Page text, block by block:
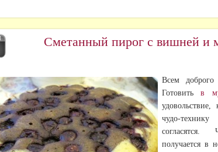
Сметанный пирог с вишней и
Всем доброго
Готовитьв
чудо-
согласятся.
получается в